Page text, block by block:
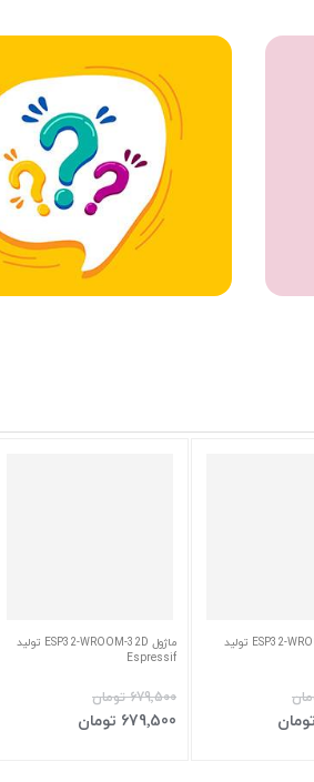
ماژول ESP32-WROOM-32 تولید
سبد
ماژول ESP32-WROOM-32D تولید
Espressif
‎679٬500 تومان
‎679٬500 تومان
افزودن به سبد